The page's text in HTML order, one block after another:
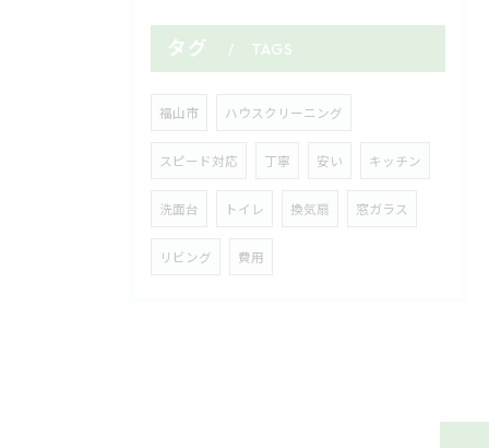
タグ TAGS
福山市 ハウスクリーニング
スピード対応 丁寧 安い キッチン
洗面台 トイレ 換気扇 窓ガラス
リビング 費用